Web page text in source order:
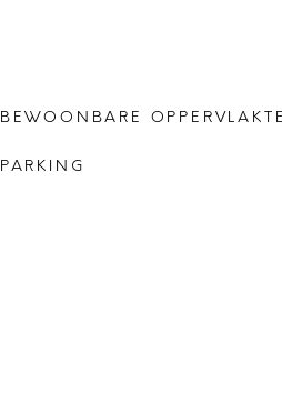
BEWOONBARE OPPERVLAKTE
PARKING